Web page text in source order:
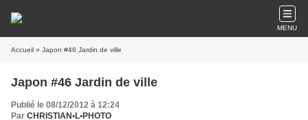
MENU
Accueil » Japon #46 Jardin de ville
Japon #46 Jardin de ville
Publié le 08/12/2012 à 12:24
Par CHRISTIAN•L•PHOTO